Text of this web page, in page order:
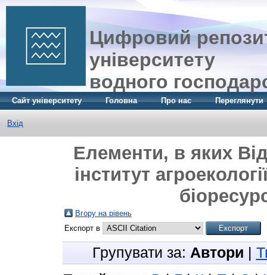
Цифровий
університету
водного
Сайт університету Головна Про нас Переглянути
Вхід
Елементи, в яких
інститут
Вгору на рівень
Експорт в
Групувати за: Автори